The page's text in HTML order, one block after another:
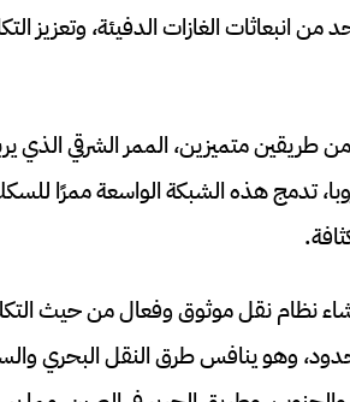
انبعاثات الغازات الدفيئة، وتعزيز
طريقين متميزين، الممر الشرقي الذي
تدمج هذه الشبكة الواسعة ممرًا
نظام نقل موثوق وفعال من حيث
وهو ينافس طرق النقل البحري